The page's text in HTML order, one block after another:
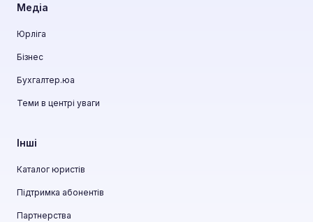
Медіа
Юрліга
Бізнес
Бухгалтер.юа
Теми в центрі уваги
Інші
Каталог юристів
Підтримка абонентів
Партнерства